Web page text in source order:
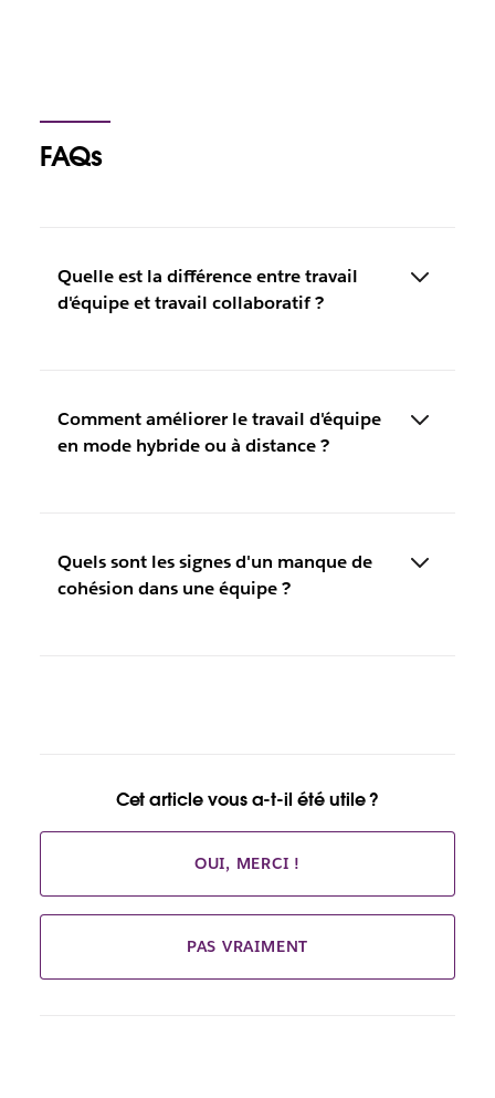
FAQs
Quelle est la différence entre travail
d'équipe et travail collaboratif ?
Comment améliorer le travail d'équipe
en mode hybride ou à distance ?
Quels sont les signes d'un manque de
cohésion dans une équipe ?
Cet article vous a-t-il été utile ?
OUI, MERCI !
PAS VRAIMENT